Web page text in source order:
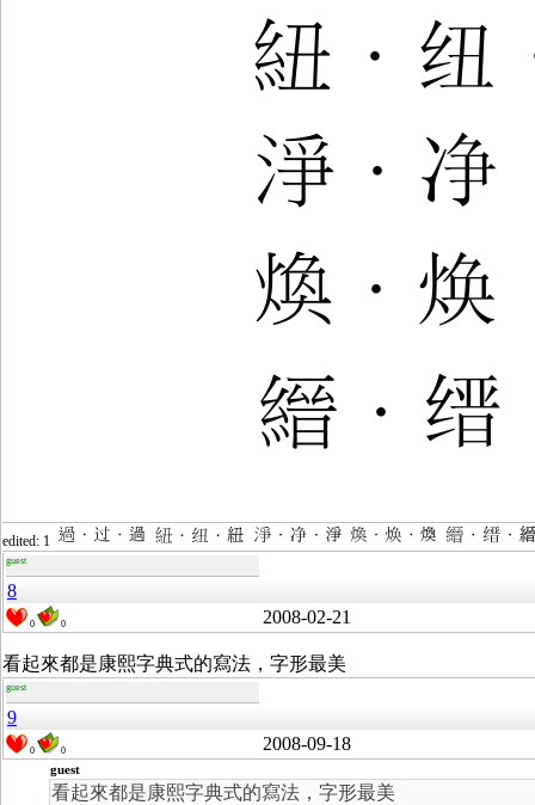
edited: 1
guest
8
0 0 2008-02-21
看起來都是康熙字典式的寫法，字形最美
guest
9
0 0 2008-09-18
guest
看起來都是康熙字典式的寫法，字形最美